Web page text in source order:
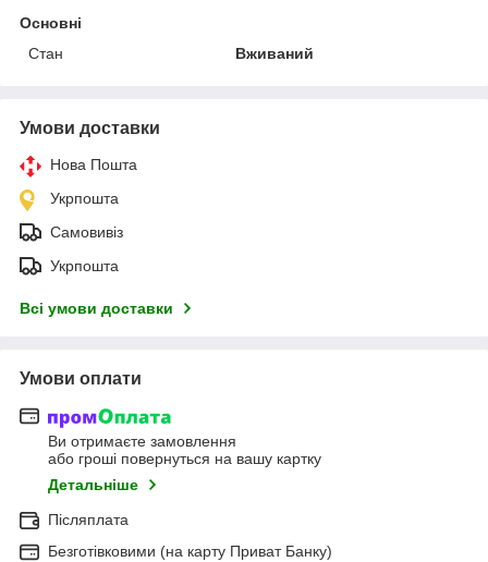
Основні
Стан
Вживаний
Умови доставки
Нова Пошта
Укрпошта
Самовивіз
Укрпошта
Всі умови доставки
Умови оплати
Ви отримаєте замовлення
або гроші повернуться на вашу картку
Детальніше
Післяплата
Безготівковими (на карту Приват Банку)